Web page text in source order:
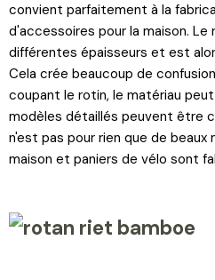
convient parfaitement à la
d'accessoires pour la maison.
différentes épaisseurs et est
Cela crée beaucoup de
coupant le rotin, le matériau
modèles détaillés peuvent être
n'est pas pour rien que de beaux
maison et paniers de vélo sont